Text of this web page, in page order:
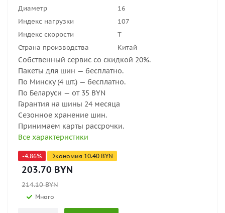
Диаметр
16
Индекс нагрузки
107
Индекс скорости
T
Страна производства
Китай
Собственный сервис со скидкой 20%.
Пакеты для шин — бесплатно.
По Минску (4 шт.) — бесплатно.
По Беларуси — от 35 BYN
Гарантия на шины 24 месяца
Сезонное хранение шин.
Принимаем карты рассрочки.
Все характеристики
-4.86% Экономия 10.40 BYN
203.70 BYN
214.10BYN
Много